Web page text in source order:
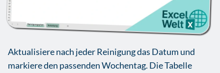
Aktualisiere nach jeder Reinigung das Datum und
markiere den passenden Wochentag. Die Tabelle